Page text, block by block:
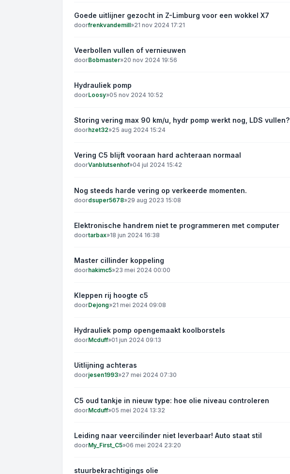
Goede uitlijner gezocht in Z-Limburg voor een wokkel X7
doorfrenkvandemill»21 nov 2024 17:21
Veerbollen vullen of vernieuwen
doorBobmaster»20 nov 2024 19:56
Hydrauliek pomp
doorLoosy»05 nov 2024 10:52
Storing vering max 90 km/u, hydr pomp werkt nog, LDS vullen?
doorhzet32»25 aug 2024 15:24
Vering C5 blijft vooraan hard achteraan normaal
doorVanblutsenhof»04 jul 2024 15:42
Nog steeds harde vering op verkeerde momenten.
doordsuper5678»29 aug 2023 15:08
Elektronische handrem niet te programmeren met computer
doortarbax»18 jun 2024 16:38
Master cillinder koppeling
doorhakimc5»23 mei 2024 00:00
Kleppen rij hoogte c5
doorDejong»21 mei 2024 09:08
Hydrauliek pomp opengemaakt koolborstels
doorMcduff»01 jun 2024 09:13
Uitlijning achteras
doorjesen1993»27 mei 2024 07:30
C5 oud tankje in nieuw type: hoe olie niveau controleren
doorMcduff»05 mei 2024 13:32
Leiding naar veercilinder niet leverbaar! Auto staat stil
doorMy_First_C5»06 mei 2024 23:20
stuurbekrachtigings olie